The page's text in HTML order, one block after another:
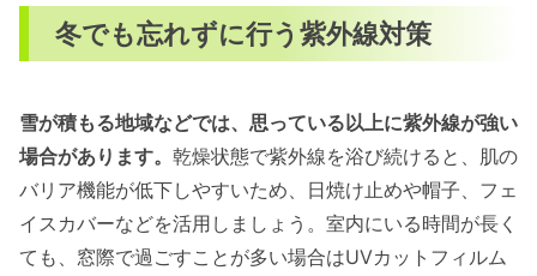
冬でも忘れずに行う紫外線対策
雪が積もる地域などでは、思っている以上に紫外線が強い
場合があります。 乾燥状態で紫外線を浴び続けると、肌の
バリア機能が低下しやすいため、日焼け止めや帽子、フェ
イスカバーなどを活用しましょう。室内にいる時間が長く
ても、窓際で過ごすことが多い場合はUVカットフィルム